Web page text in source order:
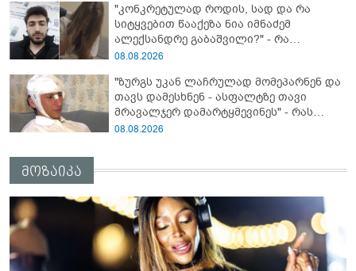
"კონკრეტულად როდის, სად და რა
სიტყვებით წააქეზა ნია იმნაძემ
ალექსანდრე გაბაშვილი?" - რა
მიმართვას ავრცელებს ნია იმნაძის
08.08.2026
"ზურგს უკან ლაჩრულად მომეპარნენ და
თავს დამესხნენ - ასფალტზე თავი
მრავალჯერ დამარტყმევინეს" - რას
ჰყვება კურიერი, რომელსაც
08.08.2026
მოზაიკა